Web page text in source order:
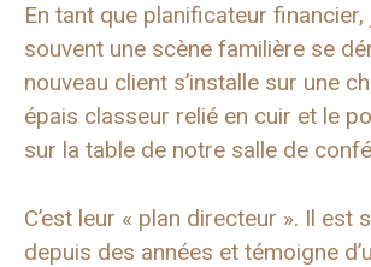
En tant que planificateur financier,
souvent une scène familière se
nouveau client s’installe sur une
épais classeur relié en cuir et le
sur la table de notre salle de
C’est leur « plan directeur ». Il est
depuis des années et témoigne